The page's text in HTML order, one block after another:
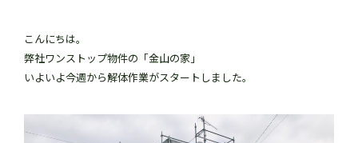
こんにちは。
弊社ワンストップ物件の「金山の家」
いよいよ今週から解体作業がスタートしました。